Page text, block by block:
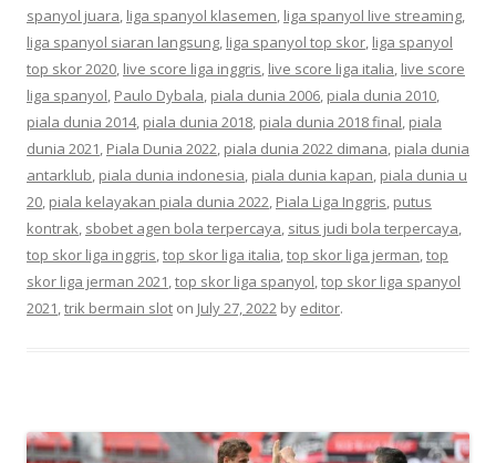
spanyol juara, liga spanyol klasemen, liga spanyol live streaming,
liga spanyol siaran langsung, liga spanyol top skor, liga spanyol
top skor 2020, live score liga inggris, live score liga italia, live score
liga spanyol, Paulo Dybala, piala dunia 2006, piala dunia 2010,
piala dunia 2014, piala dunia 2018, piala dunia 2018 final, piala
dunia 2021, Piala Dunia 2022, piala dunia 2022 dimana, piala dunia
antarklub, piala dunia indonesia, piala dunia kapan, piala dunia u
20, piala kelayakan piala dunia 2022, Piala Liga Inggris, putus
kontrak, sbobet agen bola terpercaya, situs judi bola terpercaya,
top skor liga inggris,top skor liga italia,top skor liga jerman,top
skor liga jerman 2021,top skor liga spanyol,top skor liga spanyol
2021,trik bermain slot on July 27, 2022 by editor.